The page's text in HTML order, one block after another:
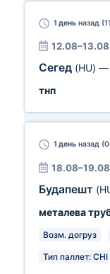
1 день назад
12.08–13.08
Сегед (HU) —
тнп
1 день назад
18.08–19.08
Будапешт
металева
Возм. догруз
Тип паллет: